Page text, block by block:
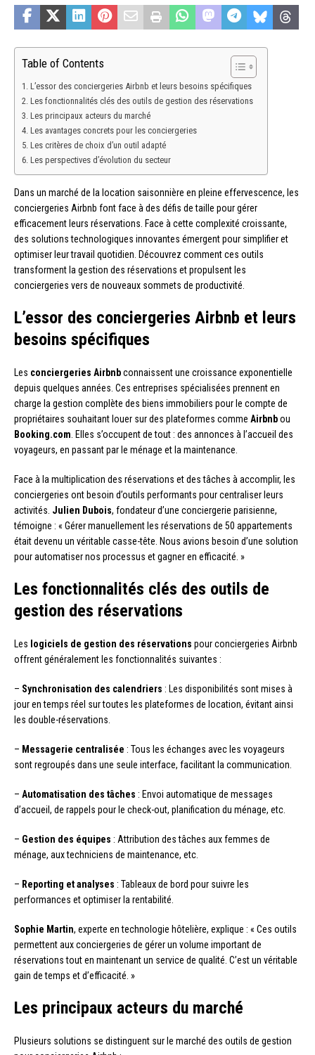
Table of Contents
L’essor des conciergeries Airbnb et leurs besoins spécifiques
Les fonctionnalités clés des outils de gestion des réservations
Les principaux acteurs du marché
Les avantages concrets pour les conciergeries
Les critères de choix d’un outil adapté
Les perspectives d’évolution du secteur
Dans un marché de la location saisonnière en pleine effervescence, les
conciergeries Airbnb font face à des défis de taille pour gérer
efficacement leurs réservations. Face à cette complexité croissante,
des solutions technologiques innovantes émergent pour simplifier et
optimiser leur travail quotidien. Découvrez comment ces outils
transforment la gestion des réservations et propulsent les
conciergeries vers de nouveaux sommets de productivité.
L’essor des conciergeries Airbnb et leurs
besoins spécifiques
Les conciergeries Airbnbconnaissent une croissance exponentielle
depuis quelques années. Ces entreprises spécialisées prennent en
charge la gestion complète des biens immobiliers pour le compte de
propriétaires souhaitant louer sur des plateformes comme Airbnbou
Booking.com . Elles s’occupent de tout : des annonces à l’accueil des
voyageurs, en passant par le ménage et la maintenance.
Face à la multiplication des réservations et des tâches à accomplir, les
conciergeries ont besoin d’outils performants pour centraliser leurs
activités. Julien Dubois, fondateur d’une conciergerie parisienne,
témoigne : « Gérer manuellement les réservations de 50 appartements
était devenu un véritable casse-tête. Nous avions besoin d’une solution
pour automatiser nos processus et gagner en efficacité. »
Les fonctionnalités clés des outils de
gestion des réservations
Les logiciels de gestion des réservations pour conciergeries Airbnb
offrent généralement les fonctionnalités suivantes :
– Synchronisation des calendriers : Les disponibilités sont mises à
jour en temps réel sur toutes les plateformes de location, évitant ainsi
les double-réservations.
– Messagerie centralisée : Tous les échanges avec les voyageurs
sont regroupés dans une seule interface, facilitant la communication.
– Automatisation des tâches : Envoi automatique de messages
d’accueil, de rappels pour le check-out, planification du ménage, etc.
– Gestion des équipes : Attribution des tâches aux femmes de
ménage, aux techniciens de maintenance, etc.
– Reporting et analyses : Tableaux de bord pour suivre les
performances et optimiser la rentabilité.
Sophie Martin, experte en technologie hôtelière, explique : « Ces outils
permettent aux conciergeries de gérer un volume important de
réservations tout en maintenant un service de qualité. C’est un véritable
gain de temps et d’efficacité. »
Les principaux acteurs du marché
Plusieurs solutions se distinguent sur le marché des outils de gestion